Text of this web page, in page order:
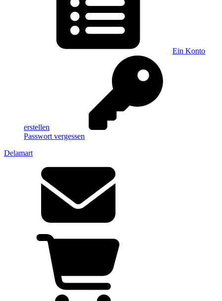
Ein Konto
erstellen
Passwort vergessen
Delamart